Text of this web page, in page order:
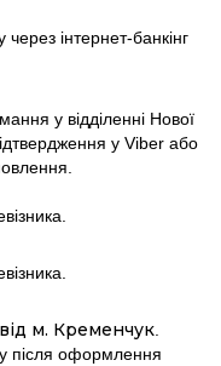
інтернет-банкінг
у відділенні Нової
у Viber або
м. Кременчук
після оформлення